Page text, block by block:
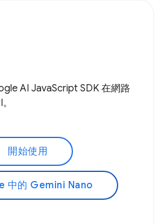
AI JavaScript SDK 在網路
開始使用
中的 Gemini Nano